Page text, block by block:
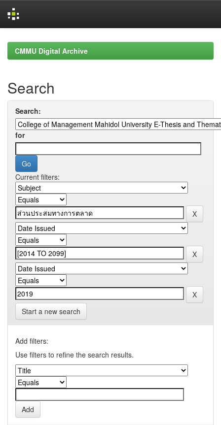
navigationCMMU Digital Archive
Search
Search:
for
Current filters:
Start a new search
Add filters:
Use filters to refine the search results.